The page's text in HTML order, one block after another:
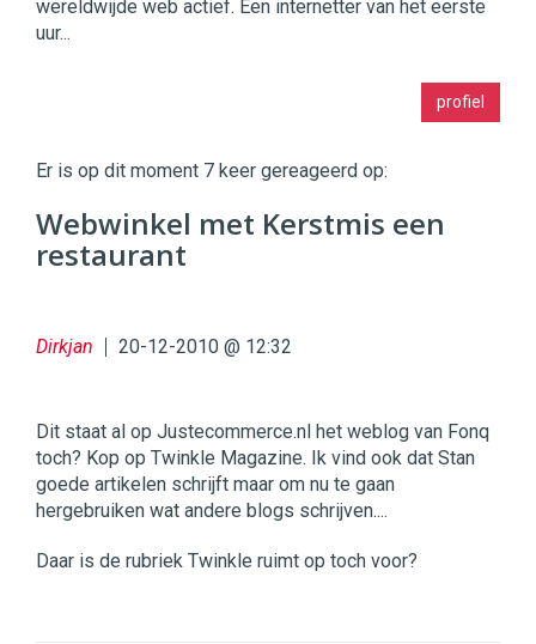
wereldwijde web actief. Een internetter van het eerste
uur...
profiel
Commerce https://twinklemagazine.nl
9654
Er is op dit moment 7 keer gereageerd op:
Webwinkel met Kerstmis een
restaurant
Dirkjan 20-12-2010 @ 12:32
Dit staat al op Justecommerce.nl het weblog van Fonq
toch? Kop op Twinkle Magazine. Ik vind ook dat Stan
goede artikelen schrijft maar om nu te gaan
hergebruiken wat andere blogs schrijven....
Daar is de rubriek Twinkle ruimt op toch voor?